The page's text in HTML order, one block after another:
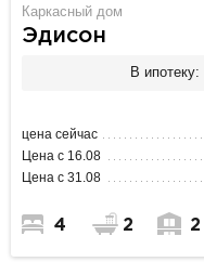
Каркасный дом
Эдисон
В ипотеку:
цена сейчас
Цена с 16.08
Цена с 31.08
4 2 2